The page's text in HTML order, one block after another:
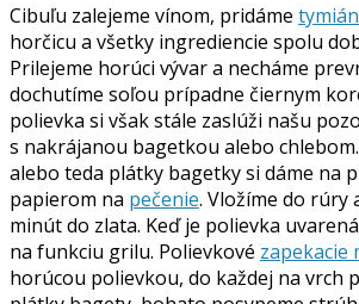
Cibuľu zalejeme vínom, pridáme tymián
horčicu a všetky ingrediencie spolu
Prilejeme horúci vývar a necháme
dochutíme soľou prípadne čiernym
polievka si však stále zaslúži našu
s nakrájanou bagetkou alebo
alebo teda plátky bagetky si dáme na
papierom na pečenie. Vložíme do rúry
minút do zlata. Keď je polievka
na funkciu grilu. Polievkové zapekacie
horúcou polievkou, do každej na vrch